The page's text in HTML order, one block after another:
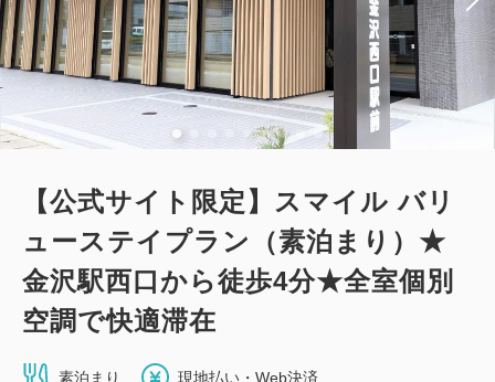
合計 10,350円
残り 1 詳細 今すぐ予約
【公式サイト限定】スマイル バリ
ューステイプラン（素泊まり）★
金沢駅西口から徒歩4分★全室個別
空調で快適滞在
素泊まり 現地払い・Web決済